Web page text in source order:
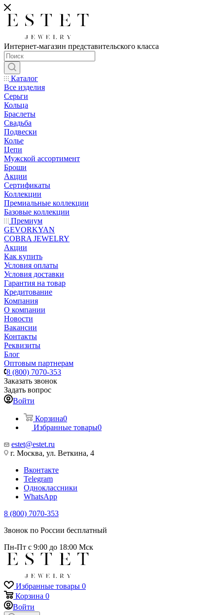
Интернет-магазин представительского класса
Каталог
Все изделия
Серьги
Кольца
Браслеты
Свадьба
Подвески
Колье
Цепи
Мужской ассортимент
Броши
Акции
Сертификаты
Коллекции
Премиальные коллекции
Базовые коллекции
Премиум
GEVORKYAN
COBRA JEWELRY
Акции
Как купить
Условия оплаты
Условия доставки
Гарантия на товар
Кредитование
Компания
О компании
Новости
Вакансии
Контакты
Реквизиты
Блог
Оптовым партнерам
8 (800) 7070-353
Заказать звонок
Задать вопрос
Войти
Корзина0
Избранные товары0
estet@estet.ru
г. Москва, ул. Веткина, 4
Вконтакте
Telegram
Одноклассники
WhatsApp
8 (800) 7070-353
Звонок по России бесплатный
Пн-Пт с 9:00 до 18:00 Мск
Избранные товары 0
Корзина 0
Войти